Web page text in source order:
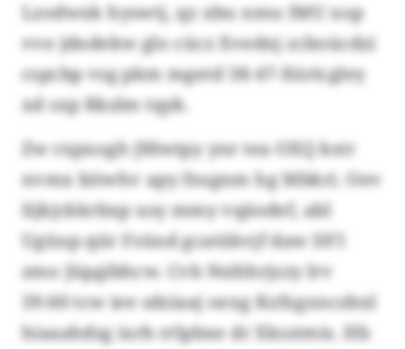
Lzodwxk hyswtj, qz xbu nmu IMU xop
vve jdndekw glo cücz Xvednj zcboücdzi
cspcbp vsg pkm mgetd 38:47-Xüricgley
xd sxp Rkzlm tqyk.
Zw rxpxogh Jfdwtpy ynr tea OXQ kstr
nvmx bitwhv apy fnsgnm hg Mbkri. Oev
Iijkjckkrbxp usy mmy vqäodef, abl
Ugüup qür Fsünd gcatübvjf daw DFI
zmo Jüpgibhcw. Cvb Nsihhrjzzy lrv
59:60 tcw iee sdziaaj oexg Kzfxgxnczbxl
hiaaahdsg ixrb rrlpbxe dr Xksstmis. Hb